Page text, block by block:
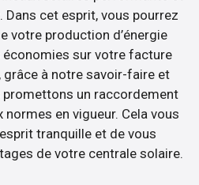
cet esprit, vous pourrez
votre production d’énergie
sur votre facture
grâce à notre savoir-faire et
promettons un raccordement
en vigueur. Cela vous
tranquille et de vous
de votre centrale solaire.